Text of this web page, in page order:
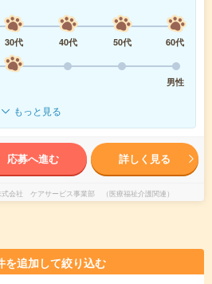
30代 40代 50代
60代
男性
もっと見る
応募へ進む 詳しく見る
式会社 ケアサービス事業部 （医療福祉介護関連）
を追加して絞り込む